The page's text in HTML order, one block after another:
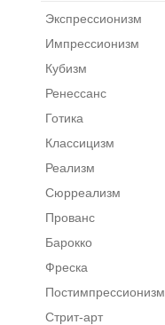
Экспрессионизм
Импрессионизм
Кубизм
Ренессанс
Готика
Классицизм
Реализм
Сюрреализм
Прованс
Барокко
Фреска
Постимпрессионизм
Стрит-арт